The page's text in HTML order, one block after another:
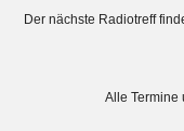
Der nächste Radiotreff
Alle Termine